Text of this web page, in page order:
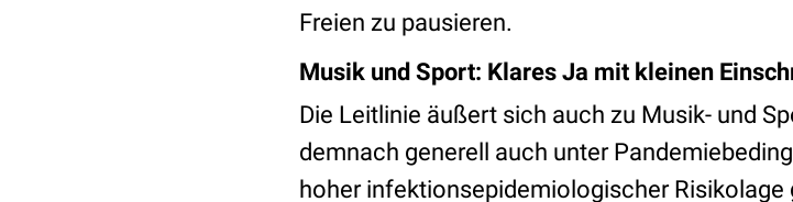
Freien zu pausieren.
Musik und Sport: Klares Ja mit kleinen
Die Leitlinie äußert sich auch zu Musik- und
demnach generell auch unter
hoher infektionsepidemiologischer